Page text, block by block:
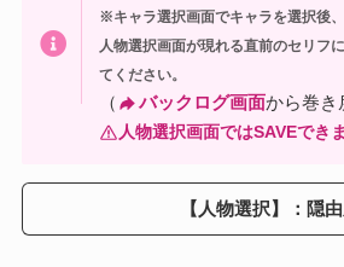
※キャラ選択画面でキャラを選択後、
人物選択画面が現れる直前のセリフ
てください。
（ バックログ画面から巻き
人物選択画面ではSAVEでき
【人物選択】：隠